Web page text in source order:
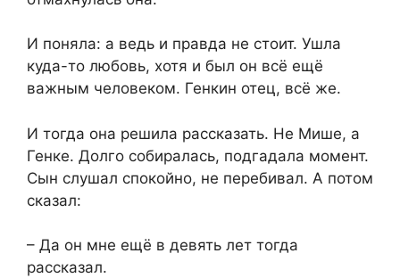
И поняла: а ведь и правда не стоит. Ушла
куда-то любовь, хотя и был он всё ещё
важным человеком. Генкин отец, всё же.
И тогда она решила рассказать. Не Мише, а
Генке. Долго собиралась, подгадала момент.
Сын слушал спокойно, не перебивал. А потом
сказал:
– Да он мне ещё в девять лет тогда
рассказал.